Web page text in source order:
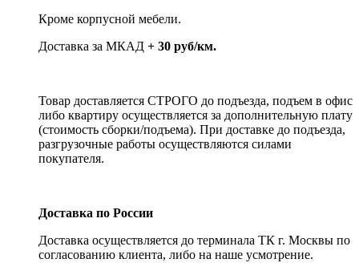
Кроме корпусной мебели.
Доставка за МКАД + 30 руб/км.
Товар доставляется СТРОГО до подъезда, подъем в офис
либо квартиру осуществляется за дополнительную плату
(стоимость сборки/подъема). При доставке до подъезда,
разгрузочные работы осуществляются силами
покупателя.
Доставка по России
Доставка осуществляется до терминала ТК г. Москвы по
согласованию клиента, либо на наше усмотрение.